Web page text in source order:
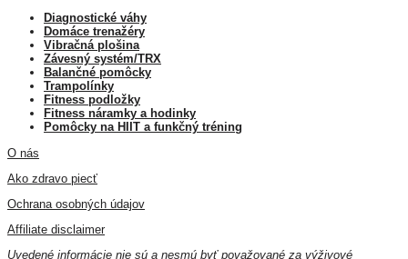
Diagnostické váhy
Domáce trenažéry
Vibračná plošina
Závesný systém/TRX
Balančné pomôcky
Trampolínky
Fitness podložky
Fitness náramky a hodinky
Pomôcky na HIIT a funkčný tréning
O nás
Ako zdravo piecť
Ochrana osobných údajov
Affiliate disclaimer
Uvedené informácie nie sú a nesmú byť považované za výživové